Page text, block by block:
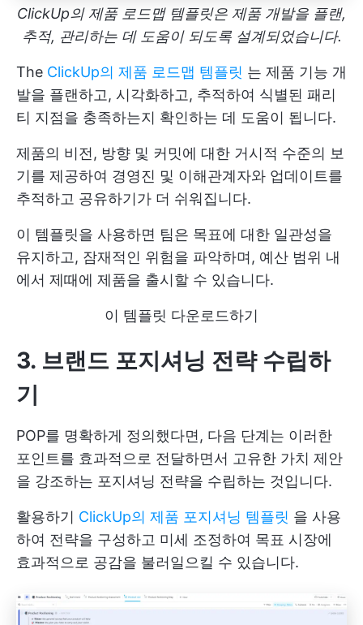
ClickUp의 제품 로드맵 템플릿은 제품 개발을 플랜,
추적, 관리하는 데 도움이 되도록 설계되었습니다.
The ClickUp의 제품 로드맵 템플릿 는 제품 기능 개
발을 플랜하고, 시각화하고, 추적하여 식별된 패리
티 지점을 충족하는지 확인하는 데 도움이 됩니다.
제품의 비전, 방향 및 커밋에 대한 거시적 수준의 보
기를 제공하여 경영진 및 이해관계자와 업데이트를
추적하고 공유하기가 더 쉬워집니다.
이 템플릿을 사용하면 팀은 목표에 대한 일관성을
유지하고, 잠재적인 위험을 파악하며, 예산 범위 내
에서 제때에 제품을 출시할 수 있습니다.
이 템플릿 다운로드하기
3. 브랜드 포지셔닝 전략 수립하
기
POP를 명확하게 정의했다면, 다음 단계는 이러한
포인트를 효과적으로 전달하면서 고유한 가치 제안
을 강조하는 포지셔닝 전략을 수립하는 것입니다.
활용하기 ClickUp의 제품 포지셔닝 템플릿 을 사용
하여 전략을 구성하고 미세 조정하여 목표 시장에
효과적으로 공감을 불러일으킬 수 있습니다.